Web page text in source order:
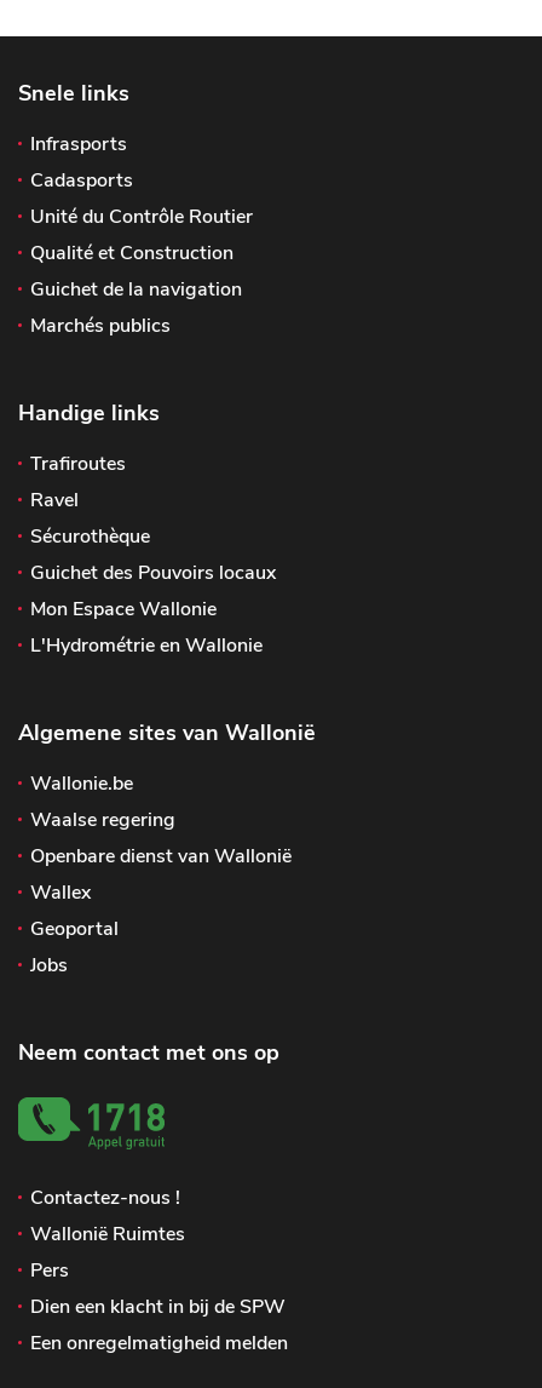
Snele links
Infrasports
Cadasports
Unité du Contrôle Routier
Qualité et Construction
Guichet de la navigation
Marchés publics
Handige links
Trafiroutes
Ravel
Sécurothèque
Guichet des Pouvoirs locaux
Mon Espace Wallonie
L'Hydrométrie en Wallonie
Algemene sites van Wallonië
Wallonie.be
Waalse regering
Openbare dienst van Wallonië
Wallex
Geoportal
Jobs
Neem contact met ons op
Contactez-nous !
Wallonië Ruimtes
Pers
Dien een klacht in bij de SPW
Een onregelmatigheid melden